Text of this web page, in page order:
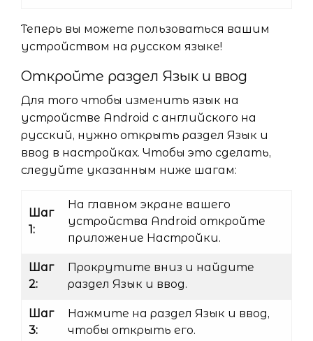
Теперь вы можете пользоваться вашим
устройством на русском языке!
Откройте раздел Язык и ввод
Для того чтобы изменить язык на
устройстве Android с английского на
русский, нужно открыть раздел Язык и
ввод в настройках. Чтобы это сделать,
следуйте указанным ниже шагам:
Шаг
1:
На главном экране вашего
устройства Android откройте
приложение Настройки.
Шаг
2:
Прокрутите вниз и найдите
раздел Язык и ввод.
Шаг
3:
Нажмите на раздел Язык и ввод,
чтобы открыть его.